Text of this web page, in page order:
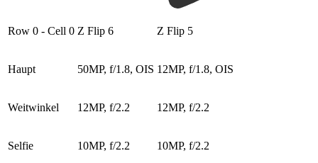
Row 0 - Cell 0 Z Flip 6 Z Flip 5
Haupt 50MP, f/1.8, OIS 12MP, f/1.8, OIS
Weitwinkel 12MP, f/2.2 12MP, f/2.2
Selfie 10MP, f/2.2 10MP, f/2.2